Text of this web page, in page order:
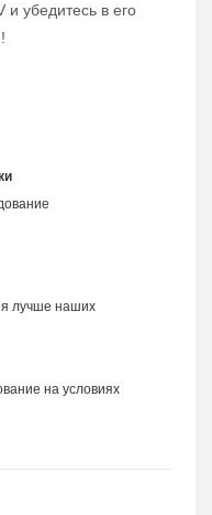
убедитесь в его
лучше наших
на условиях